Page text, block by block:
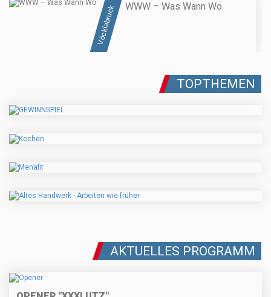
Vöcklabruck WWW – Was Wann Wo
TOPTHEMEN
AKTUELLES PROGRAMM